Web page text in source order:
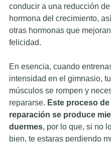
conducir a una reducción de
hormona del crecimiento,
otras hormonas que
felicidad.
En esencia, cuando
intensidad en el gimnasio,
músculos se rompen y
repararse. Este proceso de
reparación se produce
duermes, por lo que, si no
bien, te estaras perdiendo